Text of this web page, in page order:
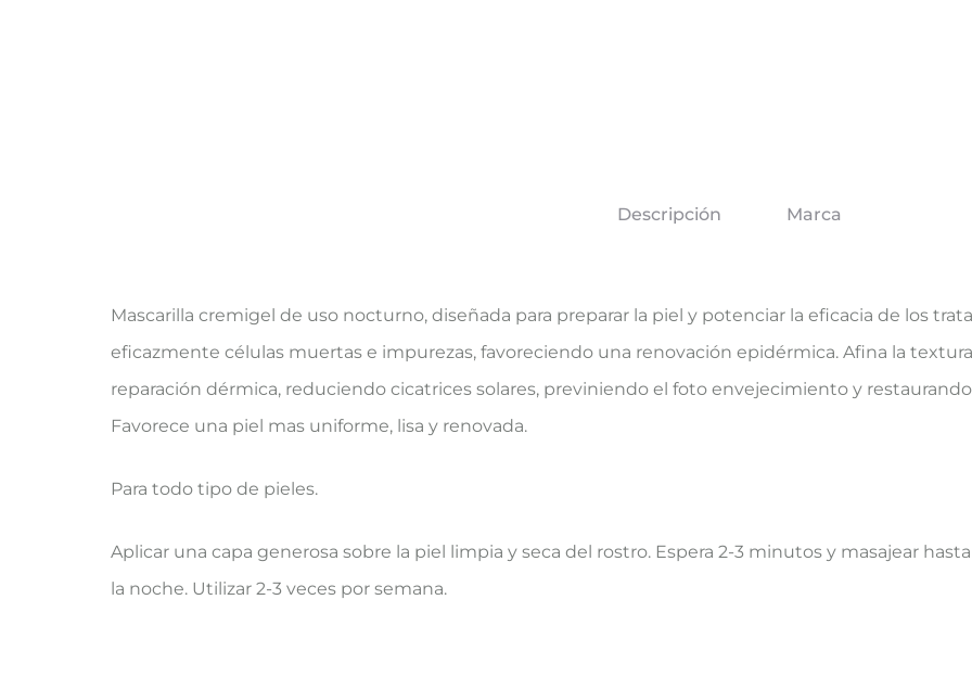
Descripción Marca
Mascarilla cremigel de uso nocturno, diseñada para preparar la piel y potenciar la eficacia de los
eficazmente células muertas e impurezas, favoreciendo una renovación epidérmica. Afina la
reparación dérmica, reduciendo cicatrices solares, previniendo el foto envejecimiento y
Favorece una piel mas uniforme, lisa y renovada.
Para todo tipo de pieles.
Aplicar una capa generosa sobre la piel limpia y seca del rostro. Espera 2-3 minutos y masajear
la noche. Utilizar 2-3 veces por semana.